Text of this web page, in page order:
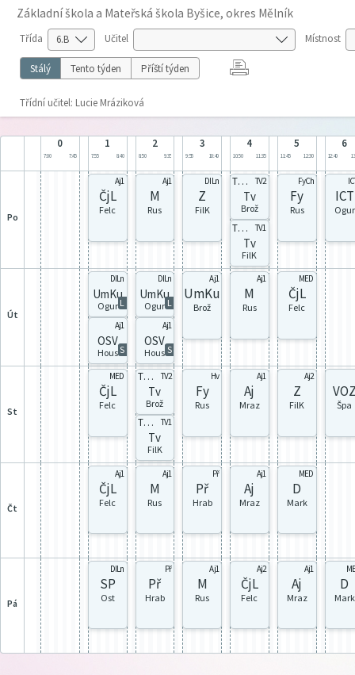
Základní škola a Mateřská škola Byšice, okres Mělník
Třída Učitel Místnost
Stálý Tento týden Příští týden
Třídní učitel: Lucie Mráziková
0
7:00 7:45
1
7:55 8:40
2
8:50 9:35
3
9:55 10:40
4
10:50 11:35
5
11:45 12:30
6
12:40
po
Aj1
ČjL
Felc
Aj1
M
Rus
DILn
Z
FilK
TV6d TV2
Tv
Brož
TV6c TV1
Tv
FilK
FyCh
Fy
Rus
ICT
Ogur
út
DILn
UmKu
L
Ogur
Aj1
OSV
S
Hous
DILn
UmKu
L
Ogur
Aj1
OSV
S
Hous
Aj1
UmKu
Brož
Aj1
M
Rus
MED
ČjL
Felc
st
MED
ČjL
Felc
TV6d TV2
Tv
Brož
TV6c TV1
Tv
FilK
Hv
Fy
Rus
Aj1
Aj
Mraz
Aj2
Z
FilK Špa
čt
Aj1
ČjL
Felc
Aj1
M
Rus
Př
Př
Hrab
Aj1
Aj
Mraz
MED
D
Mark
pá
DILn
SP
Ost
Př
Př
Hrab
Aj1
M
Rus
Aj2
ČjL
Felc
Aj1
Aj
Mraz
D
Mark